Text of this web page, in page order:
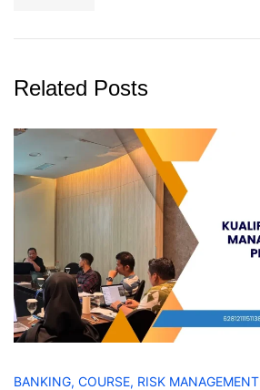
Related Posts
BANKING, COURSE, RISK MANAGEMENT